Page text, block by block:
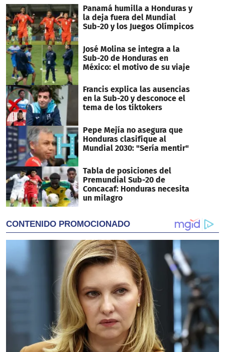
Panamá humilla a Honduras y
la deja fuera del Mundial
Sub-20 y los Juegos Olímpicos
José Molina se integra a la
Sub-20 de Honduras en
México: el motivo de su viaje
Francis explica las ausencias
en la Sub-20 y desconoce el
tema de los tiktokers
Pepe Mejía no asegura que
Honduras clasifique al
Mundial 2030: "Sería mentir"
Tabla de posiciones del
Premundial Sub-20 de
Concacaf: Honduras necesita
un milagro